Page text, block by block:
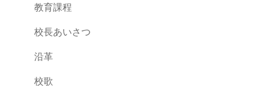
教育課程
校長あいさつ
沿革
校歌